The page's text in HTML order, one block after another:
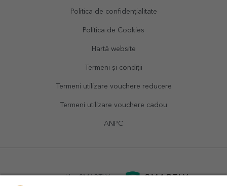
Politica de confidențialitate
Politica de Cookies
Hartă website
Termeni și condiții
Termeni utilizare vouchere reducere
Termeni utilizare vouchere cadou
ANPC
powered bySMARTLY.ro